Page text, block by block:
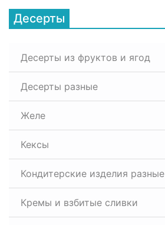
Десерты
Десерты из фруктов и ягод
Десерты разные
Желе
Кексы
Кондитерские изделия разные
Кремы и взбитые сливки